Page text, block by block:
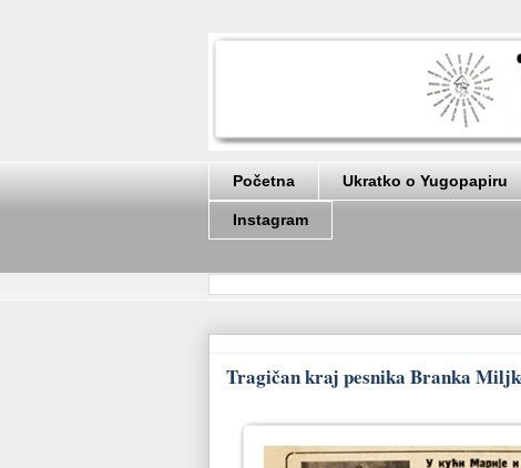
Početna Ukratko o Yugopapiru
Instagram
Tragičan kraj pesnika Branka